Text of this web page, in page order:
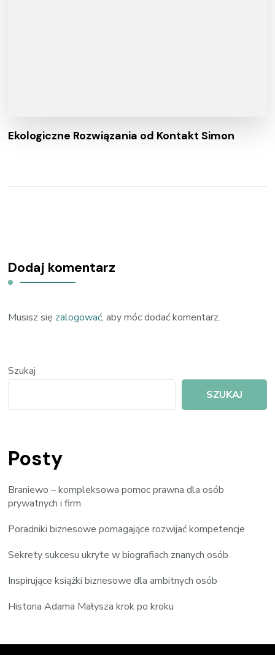
Ekologiczne Rozwiązania od Kontakt Simon
Dodaj komentarz
Musisz się zalogować, aby móc dodać komentarz.
Szukaj
SZUKAJ
Posty
Braniewo – kompleksowa pomoc prawna dla osób
prywatnych i firm
Poradniki biznesowe pomagające rozwijać kompetencje
Sekrety sukcesu ukryte w biografiach znanych osób
Inspirujące książki biznesowe dla ambitnych osób
Historia Adama Małysza krok po kroku